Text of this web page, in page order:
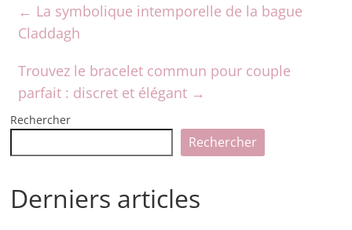
← La symbolique intemporelle de la bague
Claddagh
Trouvez le bracelet commun pour couple
parfait : discret et élégant →
Rechercher
Rechercher
Derniers articles